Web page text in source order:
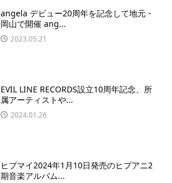
angela デビュー20周年を記念して地元・
岡山で開催 ang...
2023.05.21
EVIL LINE RECORDS設立10周年記念、所
属アーティストや...
2024.01.26
ヒプマイ2024年1月10日発売のヒプアニ2
期音楽アルバム...